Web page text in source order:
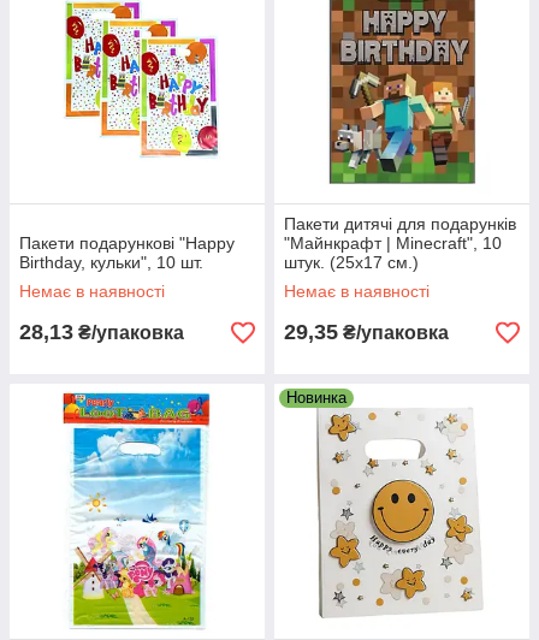
Пакети подарункові "Happy
Birthday, кульки", 10 шт.
Немає в наявності
28,13 ₴/упаковка
Пакети дитячі для подарунків
"Майнкрафт | Minecraft", 10
штук. (25х17 см.)
Немає в наявності
29,35 ₴/упаковка
Новинка